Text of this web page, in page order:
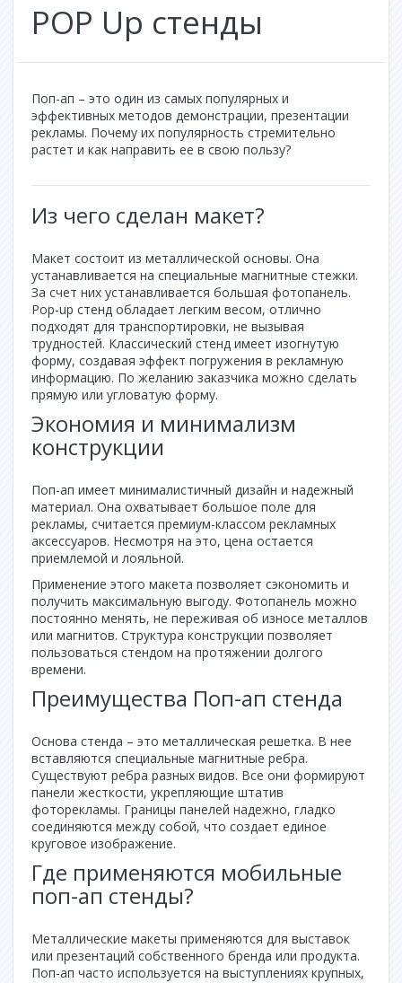
POP Up стенды
Поп-ап – это один из самых популярных и
эффективных методов демонстрации, презентации
рекламы. Почему их популярность стремительно
растет и как направить ее в свою пользу?
Из чего сделан макет?
Макет состоит из металлической основы. Она
устанавливается на специальные магнитные стежки.
За счет них устанавливается большая фотопанель.
Pop-up стенд обладает легким весом, отлично
подходят для транспортировки, не вызывая
трудностей. Классический стенд имеет изогнутую
форму, создавая эффект погружения в рекламную
информацию. По желанию заказчика можно сделать
прямую или угловатую форму.
Экономия и минимализм
конструкции
Поп-ап имеет минималистичный дизайн и надежный
материал. Она охватывает большое поле для
рекламы, считается премиум-классом рекламных
аксессуаров. Несмотря на это, цена остается
приемлемой и лояльной.
Применение этого макета позволяет сэкономить и
получить максимальную выгоду. Фотопанель можно
постоянно менять, не переживая об износе металлов
или магнитов. Структура конструкции позволяет
пользоваться стендом на протяжении долгого
времени.
Преимущества Поп-ап стенда
Основа стенда – это металлическая решетка. В нее
вставляются специальные магнитные ребра.
Существуют ребра разных видов. Все они формируют
панели жесткости, укрепляющие штатив
фоторекламы. Границы панелей надежно, гладко
соединяются между собой, что создает единое
круговое изображение.
Где применяются мобильные
поп-ап стенды?
Металлические макеты применяются для выставок
или презентаций собственного бренда или продукта.
Поп-ап часто используется на выступлениях крупных,